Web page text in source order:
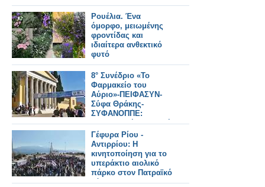
Ρουέλια. Ένα
όμορφο, μειωμένης
φροντίδας και
ιδιαίτερα ανθεκτικό
φυτό
8° Συνέδριο «Το
Φαρμακείο του
Αύριο»-ΠΕΙΦΑΣΥΝ-
Σύφα Θράκης-
ΣΥΦΑΝΟΠΠΕ:
Τηλεϊατρική, ψηφιακή
υπογραφή και ΦΥΚ
έρχονται στα
φαρμακεία το 2025
Γέφυρα Ρίου -
Αντιρρίου: H
κινητοποίηση για το
υπεράκτιο αιολικό
πάρκο στον Πατραϊκό
κόλπο.